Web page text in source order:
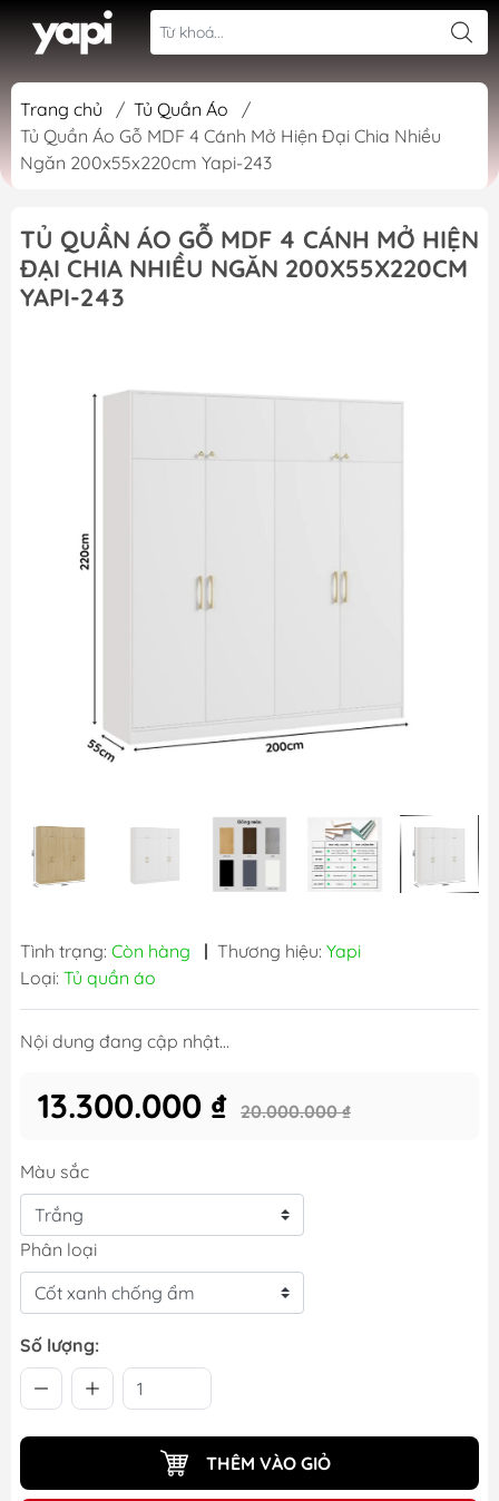
Trang chủ / Tủ Quần Áo
/
Tủ Quần Áo Gỗ MDF 4 Cánh Mở Hiện Đại Chia Nhiều
Ngăn 200x55x220cm Yapi-243
TỦ QUẦN ÁO GỖ MDF 4 CÁNH MỞ HIỆN
ĐẠI CHIA NHIỀU NGĂN 200X55X220CM
YAPI-243
Tình trạng: Còn hàng | Thương hiệu: Yapi
Loại: Tủ quần áo
Nội dung đang cập nhật...
13.300.000 ₫ 20.000.000 ₫
Màu sắc
Phân loại
Số lượng:
THÊM VÀO GIỎ